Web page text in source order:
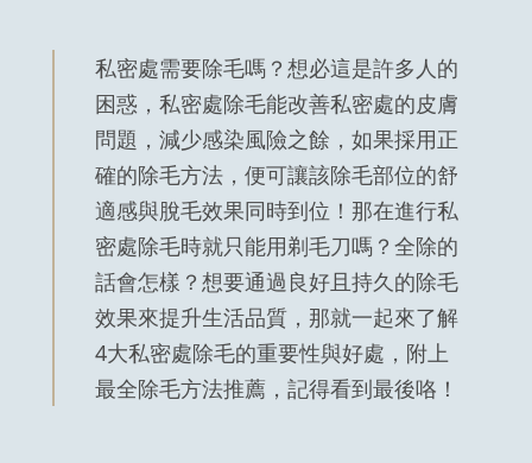
私密處需要除毛嗎？想必這是許多人的
困惑，私密處除毛能改善私密處的皮膚
問題，減少感染風險之餘，如果採用正
確的除毛方法，便可讓該除毛部位的舒
適感與脫毛效果同時到位！那在進行私
密處除毛時就只能用剃毛刀嗎？全除的
話會怎樣？想要通過良好且持久的除毛
效果來提升生活品質，那就一起來了解
4大私密處除毛的重要性與好處，附上
最全除毛方法推薦，記得看到最後咯！